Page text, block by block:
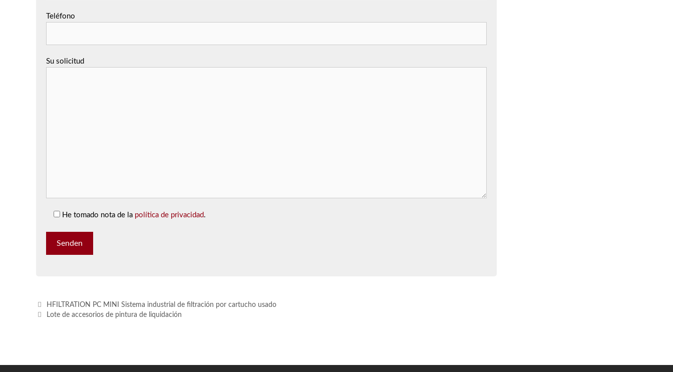
Teléfono
Su solicitud
He tomado nota de la política de privacidad .
HFILTRATION PC MINI Sistema industrial de filtración por cartucho usado
Lote de accesorios de pintura de liquidación